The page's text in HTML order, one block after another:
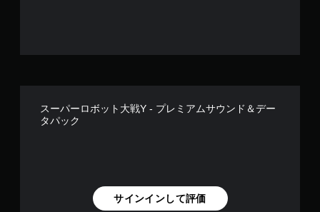
スーパーロボット大戦Y - プレミアムサウンド＆デー
タパック
サインインして評価